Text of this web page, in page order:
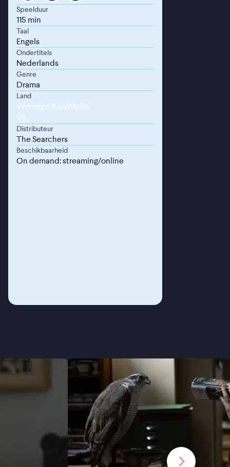
Speelduur
115 min
Taal
Engels
Ondertitels
Nederlands
Genre
Drama
Land
Verenigd Koninkrijk
VS
Distributeur
The Searchers
Beschikbaarheid
On demand: streaming/online